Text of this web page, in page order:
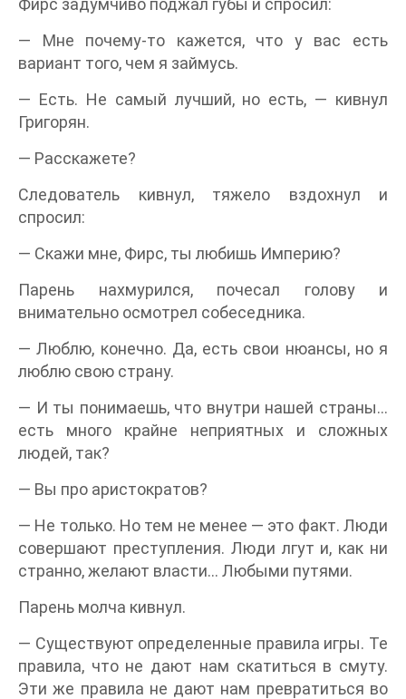
Фирс задумчиво поджал губы и спросил:
— Мне почему-то кажется, что у вас есть
вариант того, чем я займусь.
— Есть. Не самый лучший, но есть, — кивнул
Григорян.
— Расскажете?
Следователь кивнул, тяжело вздохнул и
спросил:
— Скажи мне, Фирс, ты любишь Империю?
Парень нахмурился, почесал голову и
внимательно осмотрел собеседника.
— Люблю, конечно. Да, есть свои нюансы, но я
люблю свою страну.
— И ты понимаешь, что внутри нашей страны…
есть много крайне неприятных и сложных
людей, так?
— Вы про аристократов?
— Не только. Но тем не менее — это факт. Люди
совершают преступления. Люди лгут и, как ни
странно, желают власти… Любыми путями.
Парень молча кивнул.
— Существуют определенные правила игры. Те
правила, что не дают нам скатиться в смуту.
Эти же правила не дают нам превратиться во